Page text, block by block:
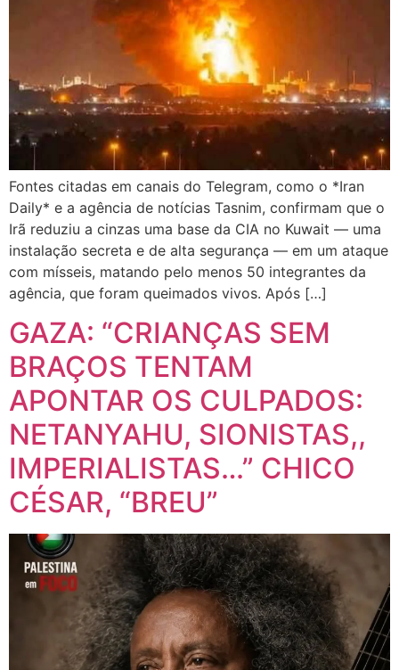
Fontes citadas em canais do Telegram, como o *Iran
Daily* e a agência de notícias Tasnim, confirmam que o
Irã reduziu a cinzas uma base da CIA no Kuwait — uma
instalação secreta e de alta segurança — em um ataque
com mísseis, matando pelo menos 50 integrantes da
agência, que foram queimados vivos. Após […]
GAZA: “CRIANÇAS SEM
BRAÇOS TENTAM
APONTAR OS CULPADOS:
NETANYAHU, SIONISTAS,,
IMPERIALISTAS…” CHICO
CÉSAR, “BREU”